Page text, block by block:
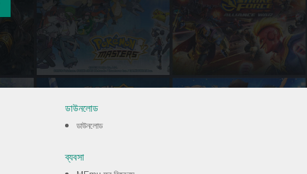
ডাউনলোড
ডাউনলোড
ব্যবসা